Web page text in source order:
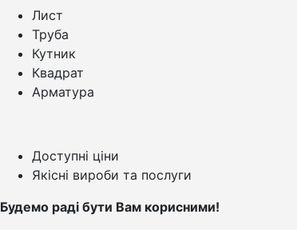
Лист
Труба
Кутник
Квадрат
Арматура
Доступні ціни
Якісні вироби та послуги
Будемо раді бути Вам корисними!